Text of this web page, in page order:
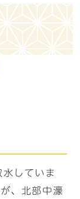
していま
、北部中濠